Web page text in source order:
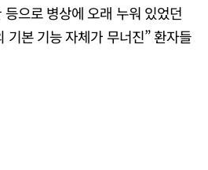
으로 병상에 오래 누워 있었던
기본 기능 자체가 무너진” 환자들